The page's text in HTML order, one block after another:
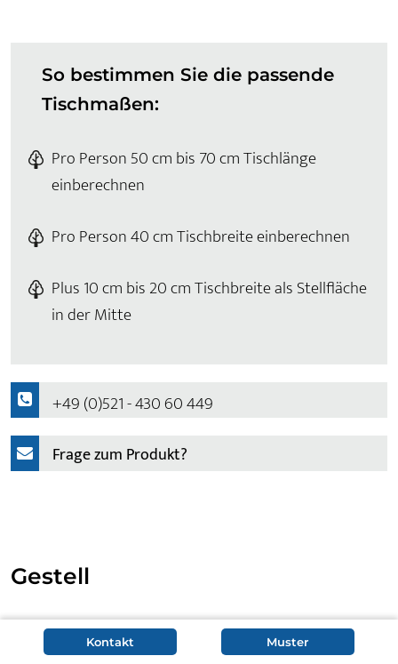
So bestimmen Sie die passende
Tischmaßen:
Pro Person 50 cm bis 70 cm Tischlänge
einberechnen
Pro Person 40 cm Tischbreite einberechnen
Plus 10 cm bis 20 cm Tischbreite als Stellfläche
in der Mitte
+49 (0)521 - 430 60 449
Frage zum Produkt?
Gestell
Als Kufentisch steht Konferenztisch Iver auf 2
Stahlkufen, die aus 10 cm breiten und 10 mm dickem
Kontakt Muster